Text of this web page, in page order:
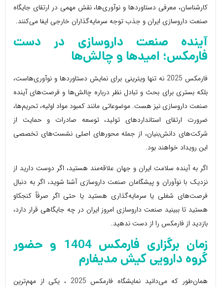
کارشناسان، معرفی دستاوردها و نوآوری‌ها، نقش مهمی در ارتقای جایگاه
صنعت داروسازی ایران و جذب توجه سرمایه‌گذاران خارجی ایفا می‌کنند.
آینده صنعت داروسازی در دست
فارمکس؛ امیدها و چالش‌ها
فارمکس 2025 نه تنها ویترینی برای نمایش دستاوردها و نوآوری‌هاست،
بلکه بستری برای بحث و تبادل نظر درباره چالش‌ها و فرصت‌های آینده
صنعت داروسازی نیز هست. موضوعاتی مانند کمبود مواد اولیه، تحریم‌ها،
ضرورت ارتقای استانداردهای تولید، توسعه صادرات و حمایت از
شرکت‌های دانش‌بنیان، از جمله محورهای اصلی نشست‌های تخصصی
این رویداد خواهند بود.
اگر به آینده سلامت ایران و جهان علاقه‌مند هستید، اگر دوست دارید از
نزدیک با نوآوران و پیشگامان صنعت داروسازی آشنا شوید، اگر به دنبال
فرصت‌های شغلی یا سرمایه‌گذاری هستید یا حتی اگر صرفاً کنجکاو
هستید تا ببینید صنعت داروسازی امروز ایران در چه جایگاهی قرار دارد،
بازدید از فارمکس را از دست ندهید.
زمان برگزاری فارمکس 1404
و حضور
گروه دارویی کیش مدیفارم
همان‌طور که می‌دانید نمایشگاه فارمکس 2025 ، یکی از مهم‌ترین